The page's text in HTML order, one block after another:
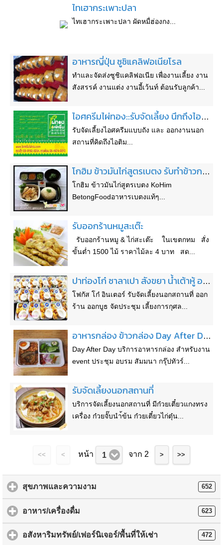
ไทเฮากระเพาะปลา
ไทเฮากระเพาะปลา ผัดหมื่ฮ่องกง...
อาหารญี่ปุ่น ซูชิแคลิฟอเนียโรล
ทำและจัดส่งซูชิแคลิฟอเนีย เพื่องานเลี้ยง งาน
สังสรรค์ งานแต่ง งานอี้เว้นท์ ต้อนรับลูกค้า...
ไอศครีมไผ่ทอง::รับจัดเลี้ยง นึกถึงไอติม นึกถึงเรา อร่อยที่สุด!!!
รับจัดเลี้ยงไอศครีมแบบถัง และ ออกงานนอก
สถานที่คิดถึงไอติม...
โกฮิม ข้าวมันไก่สูตรเบตง รับทำข้าวกล่องในโอกาสต่างๆและรับออกงานนอกสถานที่
โกฮิม ข้าวมันไก่สูตรเบตง KoHim
BetongFoodอาหารเบตงแท้ๆ...
รับออกร้านหมูสะเต๊ะ
รับออกร้านหมู & ไก่สะเต๊ะ ในเขตกทม สั่ง
ขั้นต่ำ 1500 ไม้ ราคาไม้ละ 4 บาท สด...
ปาท่องโก๋ ซาลาเปา สังขยา น้ำเต้าหู้ ออกร้าน ออกบูธ จัดเลี้ยง จัดประชุม งานบุญ
โฟกัส โก๋ อินเตอร์ รับจัดเลี้ยงนอกสถานที่ ออก
ร้าน ออกบูธ จัดประชุม เลี้ยงการกุศล...
อาหารกล่อง ข้าวกล่อง Day After Day
Day After Day บริการอาหารกล่อง สำหรับงาน
event ประชุม อบรม สัมมนา กรุ๊ปทัวร์...
รับจัดเลี้ยงนอกสถานที่
บริการจัดเลี้ยงนอกสถานที่ มีก๋วยเตี๋ยวแกงทรง
เครื่อง ก๋วยจั๊บนำ้ข้น ก๋วยเตี๋ยวไก่ตุ๋น...
<< < หน้า 1 จาก 2 > >>
สุขภาพและความงาม 652
อาหาร/เครื่องดื่ม 623
อสังหาริมทรัพย์/เฟอร์นิเจอร์/พื้นที่ให้เช่า 472